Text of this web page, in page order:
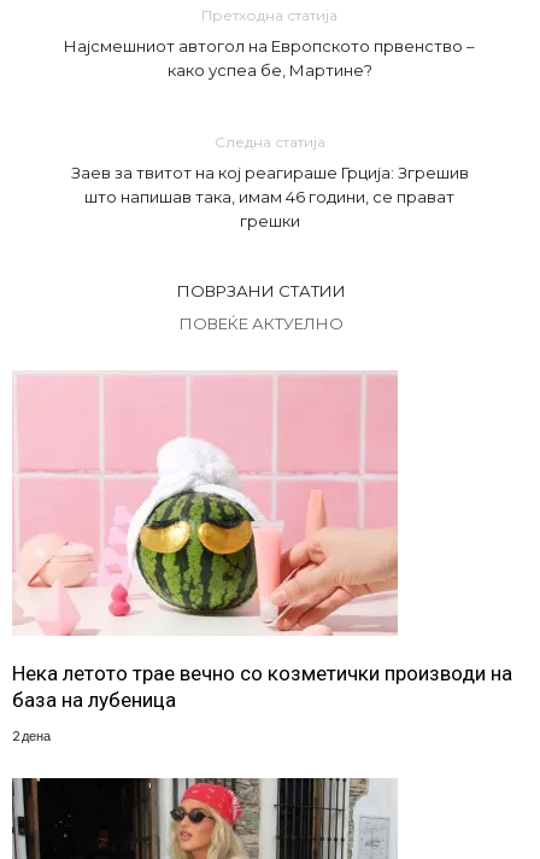
Претходна статија
Најсмешниот автогол на Европското првенство –
како успеа бе, Мартине?
Следна статија
Заев за твитот на кој реагираше Грција: Згрешив
што напишав така, имам 46 години, се прават
грешки
ПОВРЗАНИ СТАТИИ
ПОВЕЌЕ АКТУЕЛНО
Нека летото трае вечно со козметички производи на
база на лубеница
2 дена